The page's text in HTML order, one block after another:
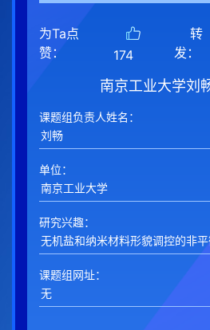
为Ta点
赞：
174
转
发：
南京工业大学刘
课题组负责人姓名：
单位：
研究兴趣：
课题组网址：